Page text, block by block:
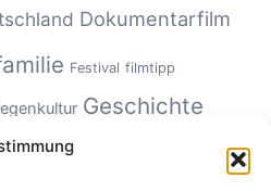
Dokumentarfilm
Festival filmtipp
Geschichte
Hollywood